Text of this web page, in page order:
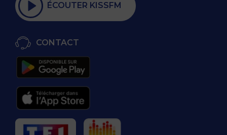
ÉCOUTER KISSFM
CONTACT